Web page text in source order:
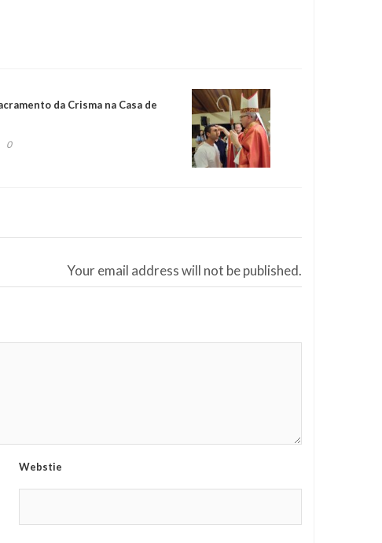
da Crisma na Casa de
0
Your email address will not be published.
Webstie